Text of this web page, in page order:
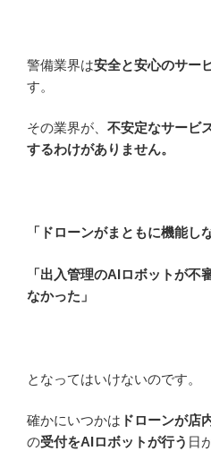
警備業界は安全と安心のサー
す。
その業界が、 不安定なサービ
するわけがありません。
「ドローンがまともに機能し
「出入管理のAIロボットが不
なかった」
となってはいけないのです。
確かにいつかは ドローンが店
の受付をAIロボットが行う 日